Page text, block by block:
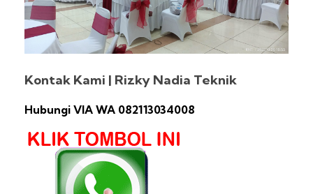
Kontak Kami | Rizky Nadia Teknik
Hubungi VIA WA 082113034008